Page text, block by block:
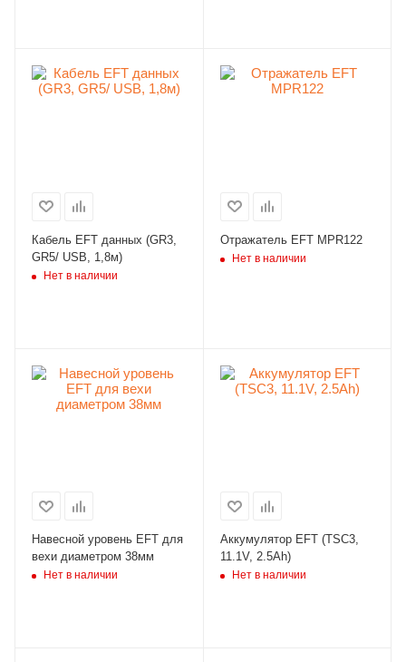
Кабель EFT данных (GR3,
GR5/ USB, 1,8м)
Нет в наличии
Отражатель EFT MPR122
Нет в наличии
Навесной уровень EFT для
вехи диаметром 38мм
Нет в наличии
Аккумулятор EFT (TSC3,
11.1V, 2.5Ah)
Нет в наличии